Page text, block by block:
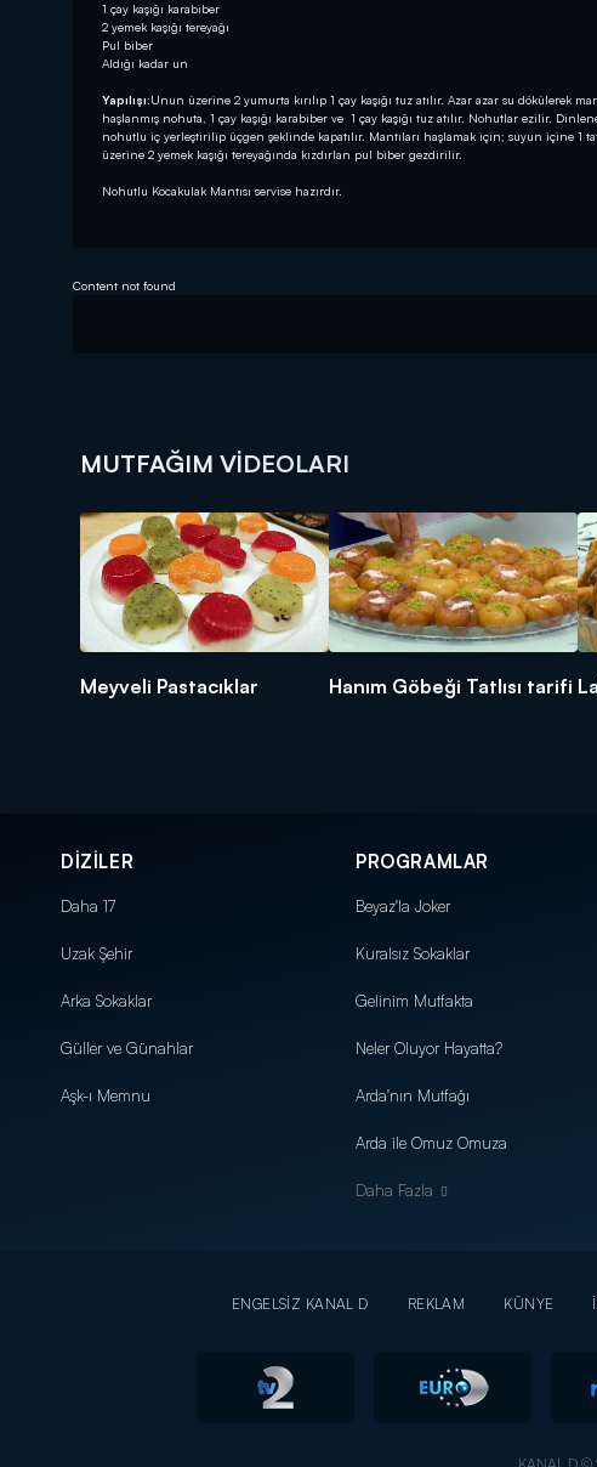
1 çay kaşığı karabiber
2 yemek kaşığı tereyağı
Pul biber
Aldığı kadar un
Yapılışı:Unun üzerine 2 yumurta kırılıp 1 çay kaşığı tuz atılır. Azar azar su dökülerek
haşlanmış nohuta, 1 çay kaşığı karabiber ve 1 çay kaşığı tuz atılır. Nohutlar ezilir.
nohutlu iç yerleştirilip üçgen şeklinde kapatılır. Mantıları haşlamak için; suyun içine 1
üzerine 2 yemek kaşığı tereyağında kızdırlan pul biber gezdirilir.
Nohutlu Kocakulak Mantısı servise hazırdır.
Content not found
MUTFAĞIM VIDEOLARI
Meyveli Pastacıklar Hanım Göbeği Tatlısı tarifi
DİZİLER
Daha 17
Uzak Şehir
Arka Sokaklar
Güller ve Günahlar
Aşk-ı Memnu
PROGRAMLAR
Beyaz'la Joker
Kuralsız Sokaklar
Gelinim Mutfakta
Neler Oluyor Hayatta?
Arda'nın Mutfağı
Arda ile Omuz Omuza
Daha Fazla
ENGELSİZ KANAL D REKLAM KÜNYE